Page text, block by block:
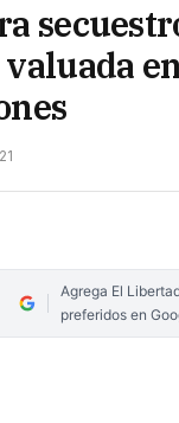
Agrega El
preferidos en